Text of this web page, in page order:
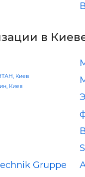
в
Киев
Киев
Gruppe